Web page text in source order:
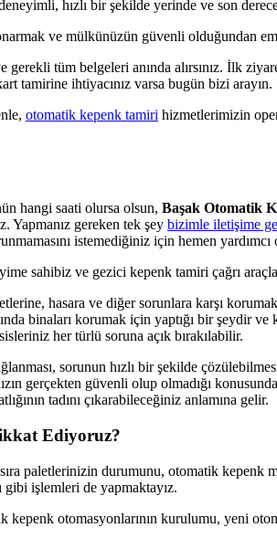
hızlı bir şekilde yerinde ve son
ve mülkünüzün güvenli olduğundan
tüm belgeleri anında alırsınız. İlk
tamirine ihtiyacınız varsa bugün bizi arayın.
otomatik kepenk tamiri hizmetlerimizin
hangi saati olursa olsun, Başak Otomatik
Yapmanız gereken tek şey bizimle iletişime
istemediğiniz için hemen yardımcı
sahibiz ve gezici kepenk tamiri çağrı
hasara ve diğer sorunlara karşı
binaları korumak için yaptığı bir şeydir
her türlü soruna açık bırakılabilir.
sorunun hızlı bir şekilde
gerçekten güvenli olup olmadığı
tadını çıkarabileceğiniz anlamına gelir.
Ediyoruz?
paletlerinizin durumunu, otomatik kepenk
gibi işlemleri de yapmaktayız.
kepenk otomasyonlarının kurulumu, yeni